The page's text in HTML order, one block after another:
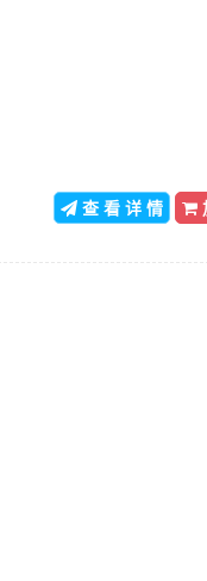
查 看 详 情